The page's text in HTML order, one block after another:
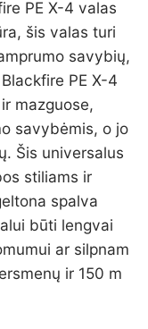
PE X-4 valas
šis valas turi
savybių,
PE X-4
mazguose,
savybėmis, o jo
Šis universalus
stiliams ir
spalva
būti lengvai
ar silpnam
ir 150 m